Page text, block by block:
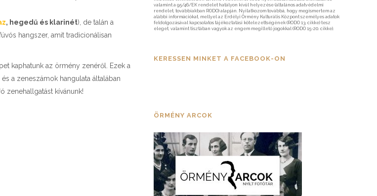
, hegedű és klarinét), de talán a
hangszer, amit tradicionálisan
kaphatunk az örmény zenéről. Ezek a
a zeneszámok hangulata általában
zenehallgatást kívánunk!
valamint a 95/46/EK rendelet hatályon kívül helyezése (általános adatvédelmi
rendelet, továbbiakban RODO) alapján. Nyilatkozom továbbá, hogy megismertem az
alábbi információkat, mellyel az Erdélyi Örmény Kulturális Központ személyes adatok
feldolgozásával kapcsolatos tájékoztatási kötelezettségének (RODO 13. cikke) tesz
eleget, valamint tisztában vagyok az engem megillető jogokkal (RODO 15-20. cikke).
KERESSEN MINKET A FACEBOOK-ON
ÖRMÉNY ARCOK